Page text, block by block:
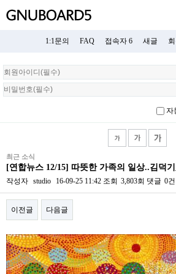
1:1문의 FAQ 접속자 6 새글
회
원
로
자
최근 소식
[연합뉴스 12/15] 따뜻한 가족의 일상..김덕
작성자 studio 16-09-25 11:42 조회 3,803회 댓글 0건
이전글 다음글
본문